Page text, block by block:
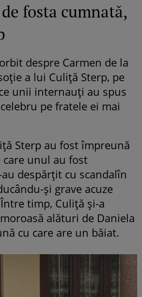
fosta cumnată,
despre Carmen de la
a lui Culiță Sterp, pe
unii internauți au spus
pe fratele ei mai
Sterp au fost împreună
unul au fost
despărțit cu scandalîn
și grave acuze
timp, Culiță și-a
alături de Daniela
cu care are un băiat.